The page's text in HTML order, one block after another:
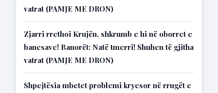
vatrat (PAMJE ME DRON)
Zjarri rrethoi Krujën, shkrumb e hi në oborret e
banesave! Banorët: Natë tmerri! Shuhen të gjitha
vatrat (PAMJE ME DRON)
Shpejtësia mbetet problemi kryesor në rrugët e